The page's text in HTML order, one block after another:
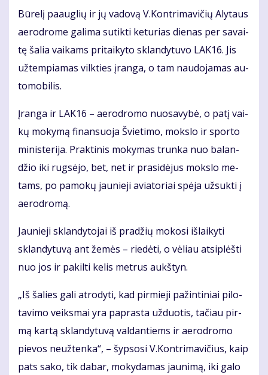
Bū­re­lį pa­aug­lių ir jų va­do­vą V.Kon­tri­ma­vi­čių Aly­taus
ae­ro­dro­me ga­li­ma su­tik­ti ke­tu­rias die­nas per sa­vai­
tę ša­lia vai­kams pri­tai­ky­to sklan­dy­tu­vo LAK16. Jis
už­tem­pia­mas vilk­ties įran­ga, o tam nau­do­ja­mas au­
to­mo­bi­lis.
Įran­ga ir LAK16 – ae­ro­dro­mo nuo­sa­vy­bė, o pa­tį vai­
kų mo­ky­mą fi­nan­suo­ja Švie­ti­mo, moks­lo ir spor­to
mi­nis­te­ri­ja. Prak­ti­nis mo­ky­mas trun­ka nuo ba­lan­
džio iki rug­sė­jo, bet, net ir pra­si­dė­jus moks­lo me­
tams, po pa­mo­kų jau­nie­ji avia­to­riai spė­ja už­suk­ti į
ae­ro­dro­mą.
Jau­nie­ji sklan­dy­to­jai iš pra­džių mo­ko­si iš­lai­ky­ti
sklan­dy­tu­vą ant že­mės – rie­dė­ti, o vė­liau at­si­plėš­ti
nuo jos ir pa­kil­ti ke­lis met­rus aukš­tyn.
„Iš ša­lies ga­li at­ro­dy­ti, kad pir­mie­ji pa­žin­ti­niai pi­lo­
ta­vi­mo veiks­mai yra pa­pras­ta už­duo­tis, ta­čiau pir­
mą kar­tą sklan­dy­tu­vą val­dan­tiems ir ae­ro­dro­mo
pie­vos ne­už­ten­ka“, – šyp­so­si V.Kon­tri­ma­vi­čius, kaip
pats sa­ko, tik da­bar, mo­ky­da­mas jau­ni­mą, iki ga­lo